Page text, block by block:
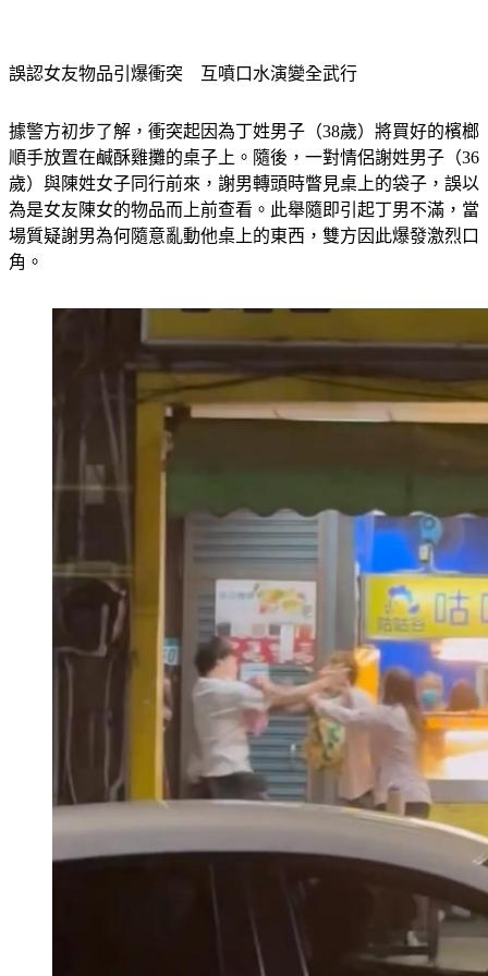
順手放置在鹹酥雞攤的桌子上。隨後，一對情侶謝姓男子（36
歲）與陳姓女子同行前來，謝男轉頭時瞥見桌上的袋子，誤以
為是女友陳女的物品而上前查看。此舉隨即引起丁男不滿，當
場質疑謝男為何隨意亂動他桌上的東西，雙方因此爆發激烈口
角。